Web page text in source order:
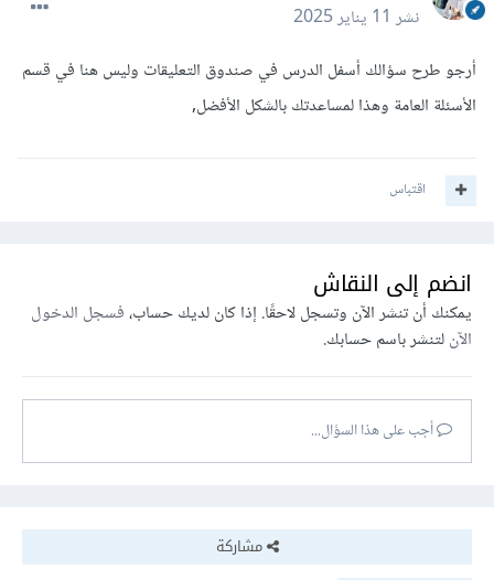
نشر11 يناير 2025
أرجو طرح سؤالك أسفل الدرس في صندوق التعليقات وليس هنا في قسم
الأسئلة العامة وهذا لمساعدتك بالشكل الأفضل,
اقتباس
انضم إلى النقاش
يمكنك أن تنشر الآن وتسجل لاحقًا. إذا كان لديك حساب،فسجل الدخول
الآنلتنشر باسم حسابك.
أجب على هذا السؤال...
مشاركة